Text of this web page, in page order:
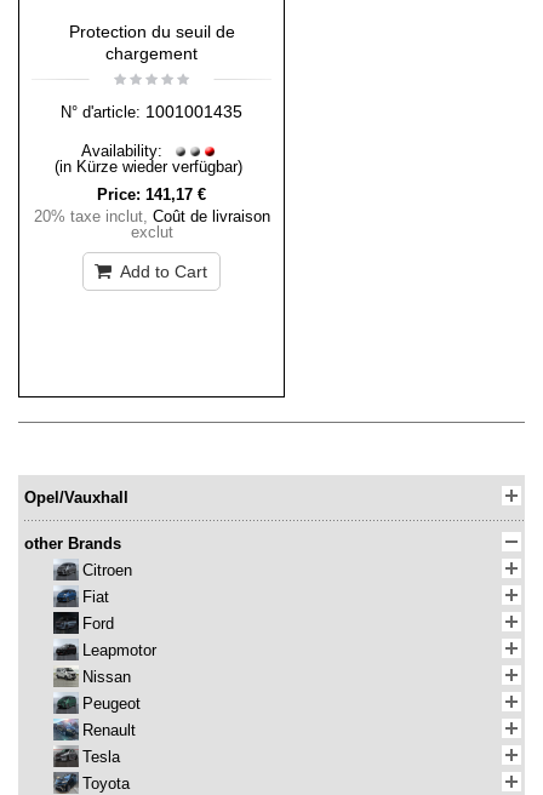
Protection du seuil de
chargement
N° d'article: 1001001435
Availability:
(in Kürze wieder verfügbar)
Price: 141,17 €
20% taxe inclut, Coût de livraison
exclut
Add to Cart
Opel/Vauxhall
other Brands
Citroen
Fiat
Ford
Leapmotor
Nissan
Peugeot
Renault
Tesla
Toyota